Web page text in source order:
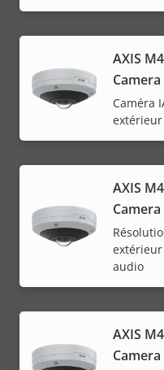
AXIS
Camera
Caméra
extérieur
AXIS
Camera
extérieur
audio
AXIS
Camera